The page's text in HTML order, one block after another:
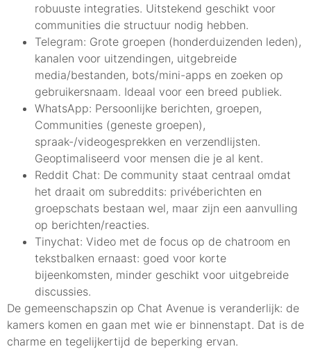
robuuste integraties. Uitstekend geschikt voor
communities die structuur nodig hebben.
Telegram: Grote groepen (honderduizenden leden),
kanalen voor uitzendingen, uitgebreide
media/bestanden, bots/mini-apps en zoeken op
gebruikersnaam. Ideaal voor een breed publiek.
WhatsApp: Persoonlijke berichten, groepen,
Communities (geneste groepen),
spraak-/videogesprekken en verzendlijsten.
Geoptimaliseerd voor mensen die je al kent.
Reddit Chat: De community staat centraal omdat
het draait om subreddits: privéberichten en
groepschats bestaan wel, maar zijn een aanvulling
op berichten/reacties.
Tinychat: Video met de focus op de chatroom en
tekstbalken ernaast: goed voor korte
bijeenkomsten, minder geschikt voor uitgebreide
discussies.
De gemeenschapszin op Chat Avenue is veranderlijk: de
kamers komen en gaan met wie er binnenstapt. Dat is de
charme en tegelijkertijd de beperking ervan.